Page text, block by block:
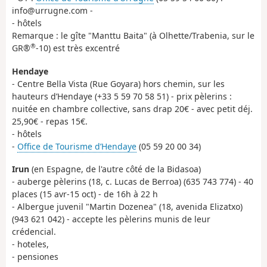
info@urrugne.com -
- hôtels
Remarque : le gîte "Manttu Baita" (à Olhette/Trabenia, sur le
GR®®-10) est très excentré
Hendaye
- Centre Bella Vista (Rue Goyara) hors chemin, sur les
hauteurs d’Hendaye (+33 5 59 70 58 51) - prix pèlerins :
nuitée en chambre collective, sans drap 20€ - avec petit déj.
25,90€ - repas 15€.
- hôtels
- Office de Tourisme d’Hendaye (05 59 20 00 34)
Irun (en Espagne, de l'autre côté de la Bidasoa)
- auberge pèlerins (18, c. Lucas de Berroa) (635 743 774) - 40
places (15 avr-15 oct) - de 16h à 22 h
- Albergue juvenil "Martin Dozenea" (18, avenida Elizatxo)
(943 621 042) - accepte les pèlerins munis de leur
crédencial.
- hoteles,
- pensiones